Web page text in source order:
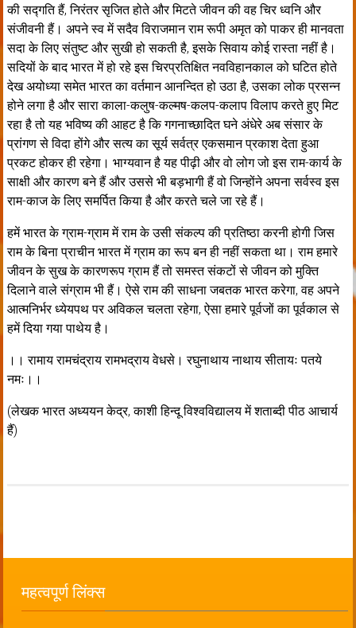
की सद्गति हैं, निरंतर सृजित होते और मिटते जीवन की वह चिर ध्वनि और
संजीवनी हैं। अपने स्व में सदैव विराजमान राम रूपी अमृत को पाकर ही मानवता
सदा के लिए संतुष्ट और सुखी हो सकती है, इसके सिवाय कोई रास्ता नहीं है।
सदियों के बाद भारत में हो रहे इस चिरप्रतिक्षित नवविहानकाल को घटित होते
देख अयोध्या समेत भारत का वर्तमान आनन्दित हो उठा है, उसका लोक प्रसन्न
होने लगा है और सारा काला-कलुष-कल्मष-कलप-कलाप विलाप करते हुए मिट
रहा है तो यह भविष्य की आहट है कि गगनाच्छादित घने अंधेरे अब संसार के
प्रांगण से विदा होंगे और सत्य का सूर्य सर्वत्र एकसमान प्रकाश देता हुआ
प्रकट होकर ही रहेगा। भाग्यवान है यह पीढ़ी और वो लोग जो इस राम-कार्य के
साक्षी और कारण बने हैं और उससे भी बड़भागी हैं वो जिन्होंने अपना सर्वस्व इस
राम-काज के लिए समर्पित किया है और करते चले जा रहे हैं।
हमें भारत के ग्राम-ग्राम में राम के उसी संकल्प की प्रतिष्ठा करनी होगी जिस
राम के बिना प्राचीन भारत में ग्राम का रूप बन ही नहीं सकता था। राम हमारे
जीवन के सुख के कारणरूप ग्राम हैं तो समस्त संकटों से जीवन को मुक्ति
दिलाने वाले संग्राम भी हैं। ऐसे राम की साधना जबतक भारत करेगा, वह अपने
आत्मनिर्भर ध्येयपथ पर अविकल चलता रहेगा, ऐसा हमारे पूर्वजों का पूर्वकाल से
हमें दिया गया पाथेय है।
।। रामाय रामचंद्राय रामभद्राय वेधसे। रघुनाथाय नाथाय सीतायः पतये
नमः।।
(लेखक भारत अध्ययन केद्र, काशी हिन्दू विश्वविद्यालय में शताब्दी पीठ आचार्य
हैं)
महत्वपूर्ण लिंक्स